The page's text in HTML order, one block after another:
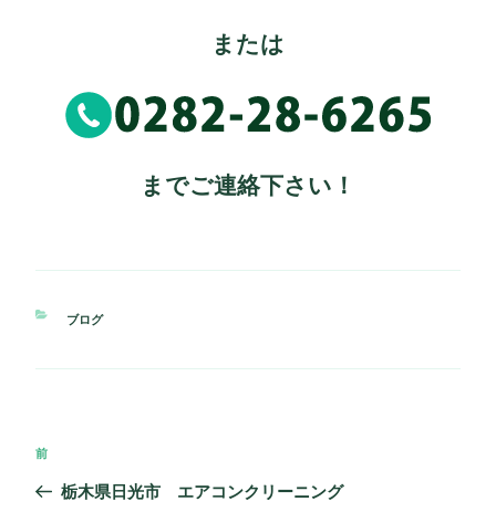
または
までご連絡下さい！
カ
ゴ
ブログ
稿
ナ
過
前
栃木県日光市 エアコンクリーニング